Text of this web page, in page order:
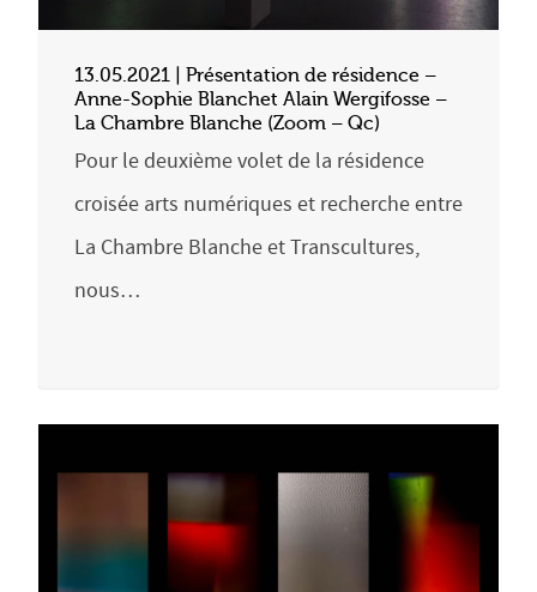
13.05.2021 | Présentation de résidence –
Anne-Sophie Blanchet Alain Wergifosse –
La Chambre Blanche (Zoom – Qc)
Pour le deuxième volet de la résidence
croisée arts numériques et recherche entre
La Chambre Blanche et Transcultures,
nous…